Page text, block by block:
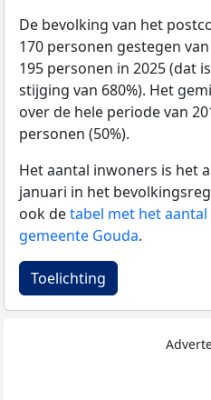
De bevolking van het
170 personen gestegen
195 personen in 2025 (dat
stijging van 680%). Het
over de hele periode van
personen (50%).
Het aantal inwoners is het
januari in het
ook detabel met het
gemeente Gouda.
Toelichting